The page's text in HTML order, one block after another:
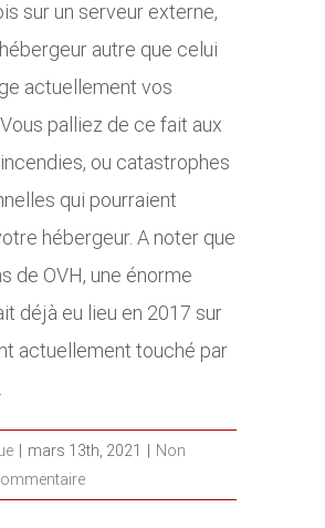
sur un serveur externe,
autre que celui
actuellement vos
palliez de ce fait aux
ou catastrophes
qui pourraient
hébergeur. A noter que
de OVH, une énorme
déjà eu lieu en 2017 sur
actuellement touché par
mars 13th, 2021
Non